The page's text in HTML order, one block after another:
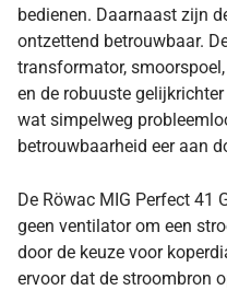
bedienen. Daarnaast zijn
ontzettend betrouwbaar.
transformator,
en de robuuste
wat simpelweg
betrouwbaarheid eer aan
De Röwac MIG Perfect 41
geen ventilator om een
door de keuze voor
ervoor dat de stroombron